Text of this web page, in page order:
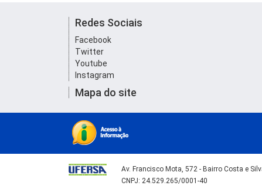
Redes Sociais
Facebook
Twitter
Youtube
Instagram
Mapa do site
Av. Francisco Mota, 572 - Bairro Costa e
CNPJ: 24.529.265/0001-40